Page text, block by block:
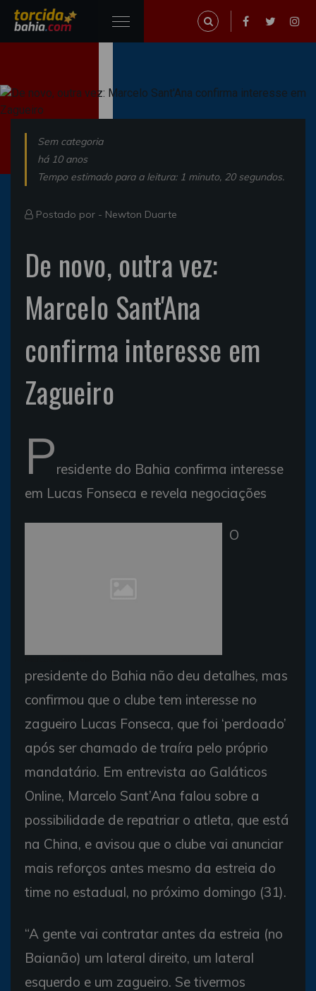
Sem categoria
há 10 anos
Tempo estimado para a leitura: 1 minuto, 20 segundos.
Postado por - Newton Duarte
De novo, outra vez:
Marcelo Sant'Ana
confirma interesse em
Zagueiro
Presidente do Bahia confirma interesse
em Lucas Fonseca e revela negociações
O
presidente do Bahia não deu detalhes, mas
confirmou que o clube tem interesse no
zagueiro Lucas Fonseca, que foi ‘perdoado’
após ser chamado de traíra pelo próprio
mandatário. Em entrevista ao Galáticos
Online, Marcelo Sant’Ana falou sobre a
possibilidade de repatriar o atleta, que está
na China, e avisou que o clube vai anunciar
mais reforços antes mesmo da estreia do
time no estadual, no próximo domingo (31).
“A gente vai contratar antes da estreia (no
Baianão) um lateral direito, um lateral
esquerdo e um zagueiro. Se tivermos